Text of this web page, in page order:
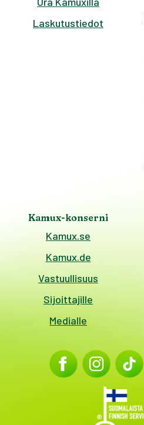
Laskutustiedot
Kamux-konserni
Kamux.se
Kamux.de
Vastuullisuus
Sijoittajille
Medialle